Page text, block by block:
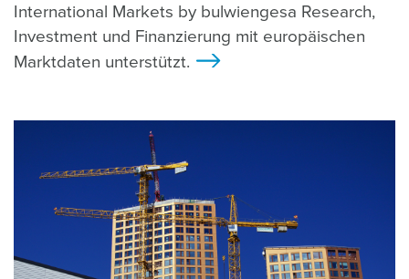
International Markets by bulwiengesa Research,
Investment und Finanzierung mit europäischen
Marktdaten unterstützt.